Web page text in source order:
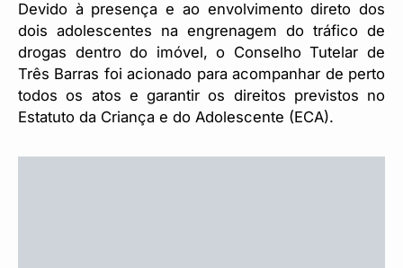
Devido à presença e ao envolvimento direto dos
dois adolescentes na engrenagem do tráfico de
drogas dentro do imóvel, o Conselho Tutelar de
Três Barras foi acionado para acompanhar de perto
todos os atos e garantir os direitos previstos no
Estatuto da Criança e do Adolescente (ECA).